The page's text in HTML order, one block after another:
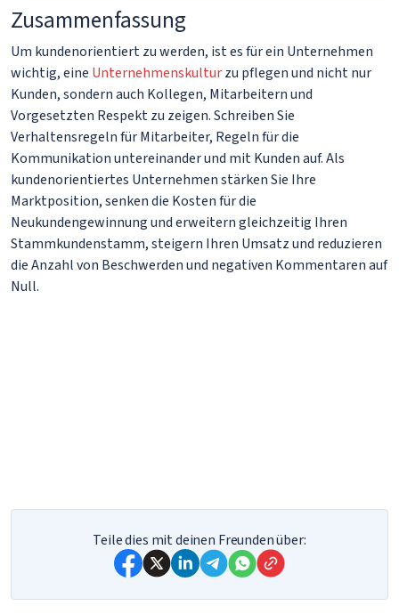
Zusammenfassung
Um kundenorientiert zu werden, ist es für ein Unternehmen
wichtig, eine Unternehmenskulturzu pflegen und nicht nur
Kunden, sondern auch Kollegen, Mitarbeitern und
Vorgesetzten Respekt zu zeigen. Schreiben Sie
Verhaltensregeln für Mitarbeiter, Regeln für die
Kommunikation untereinander und mit Kunden auf. Als
kundenorientiertes Unternehmen stärken Sie Ihre
Marktposition, senken die Kosten für die
Neukundengewinnung und erweitern gleichzeitig Ihren
Stammkundenstamm, steigern Ihren Umsatz und reduzieren
die Anzahl von Beschwerden und negativen Kommentaren auf
Null.
Teile dies mit deinen Freunden über: